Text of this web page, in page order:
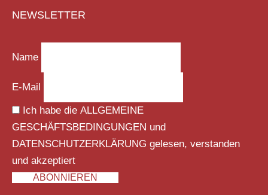
NEWSLETTER
Name
E-Mail
Ich habe dieALLGEMEINE
GESCHÄFTSBEDINGUNGEN und
DATENSCHUTZERKLÄRUNG gelesen, verstanden
und akzeptiert
ABONNIEREN